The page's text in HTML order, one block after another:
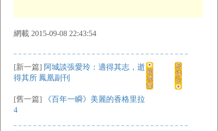
網載 2015-09-08 22:43:54
[新一篇] 阿城談張愛玲：適得其志，逝
得其所 鳳凰副刊
[舊一篇]
《百年一瞬》美麗的香格里拉
4